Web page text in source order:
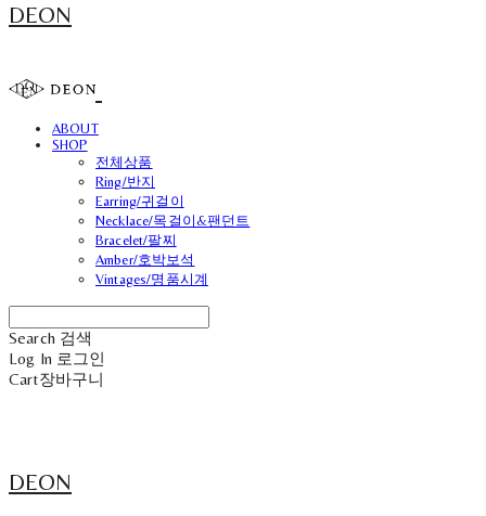
DEON
ABOUT
SHOP
전체상품
Ring/반지
Earring/귀걸이
Necklace/목걸이&팬던트
Bracelet/팔찌
Amber/호박보석
Vintages/명품시계
Search 검색
Log In 로그인
Cart장바구니
DEON